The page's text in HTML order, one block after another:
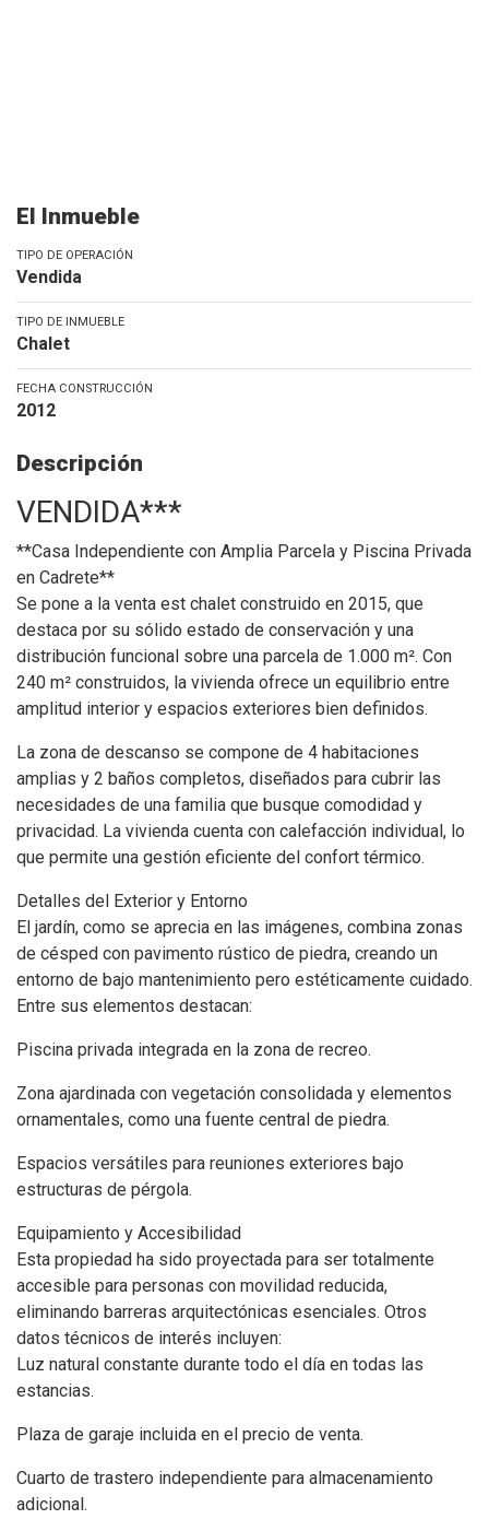
El Inmueble
TIPO DE OPERACIÓN
Vendida
TIPO DE INMUEBLE
Chalet
FECHA CONSTRUCCIÓN
2012
Descripción
VENDIDA***
**Casa Independiente con Amplia Parcela y Piscina Privada
en Cadrete**
Se pone a la venta est chalet construido en 2015, que
destaca por su sólido estado de conservación y una
distribución funcional sobre una parcela de 1.000 m². Con
240 m² construidos, la vivienda ofrece un equilibrio entre
amplitud interior y espacios exteriores bien definidos.
La zona de descanso se compone de 4 habitaciones
amplias y 2 baños completos, diseñados para cubrir las
necesidades de una familia que busque comodidad y
privacidad. La vivienda cuenta con calefacción individual, lo
que permite una gestión eficiente del confort térmico.
Detalles del Exterior y Entorno
El jardín, como se aprecia en las imágenes, combina zonas
de césped con pavimento rústico de piedra, creando un
entorno de bajo mantenimiento pero estéticamente cuidado.
Entre sus elementos destacan:
Piscina privada integrada en la zona de recreo.
Zona ajardinada con vegetación consolidada y elementos
ornamentales, como una fuente central de piedra.
Espacios versátiles para reuniones exteriores bajo
estructuras de pérgola.
Equipamiento y Accesibilidad
Esta propiedad ha sido proyectada para ser totalmente
accesible para personas con movilidad reducida,
eliminando barreras arquitectónicas esenciales. Otros
datos técnicos de interés incluyen:
Luz natural constante durante todo el día en todas las
estancias.
Plaza de garaje incluida en el precio de venta.
Cuarto de trastero independiente para almacenamiento
adicional.